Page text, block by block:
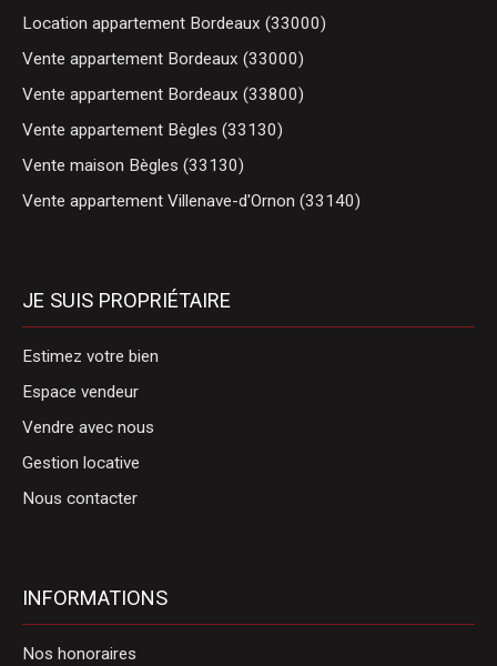
Location appartement Bordeaux (33000)
Vente appartement Bordeaux (33000)
Vente appartement Bordeaux (33800)
Vente appartement Bègles (33130)
Vente maison Bègles (33130)
Vente appartement Villenave-d'Ornon (33140)
JE SUIS PROPRIÉTAIRE
Estimez votre bien
Espace vendeur
Vendre avec nous
Gestion locative
Nous contacter
INFORMATIONS
Nos honoraires